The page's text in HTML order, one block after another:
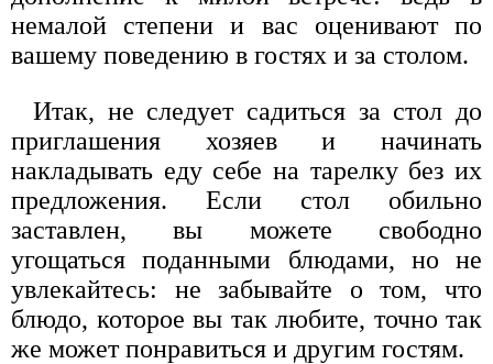
немалой степени и вас оценивают по
вашему поведению в гостях и за столом.
Итак, не следует садиться за стол до
приглашения хозяев и начинать
накладывать еду себе на тарелку без их
предложения. Если стол обильно
заставлен, вы можете свободно
угощаться поданными блюдами, но не
увлекайтесь: не забывайте о том, что
блюдо, которое вы так любите, точно так
же может понравиться и другим гостям.